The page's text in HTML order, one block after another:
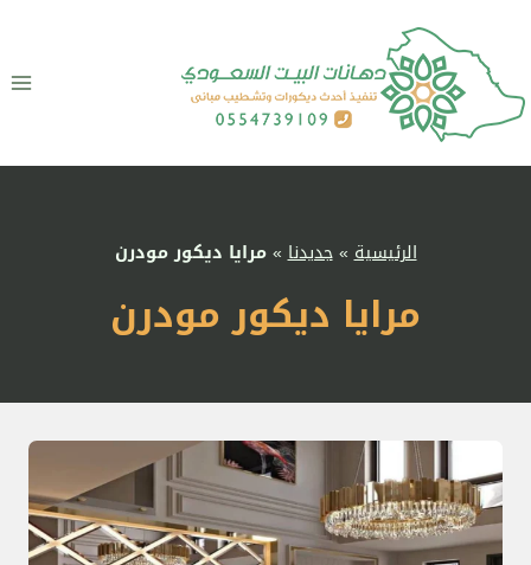
المحتوى
الرئيسية»جديدنا»مرايا ديكور مودرن
مرايا ديكور مودرن